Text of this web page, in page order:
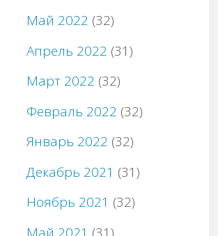
Май 2022 (32)
Апрель 2022 (31)
Март 2022 (32)
Февраль 2022 (32)
Январь 2022 (32)
Декабрь 2021 (31)
Ноябрь 2021 (32)